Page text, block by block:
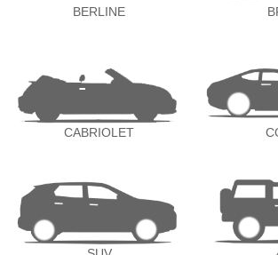
BERLINE
CABRIOLET